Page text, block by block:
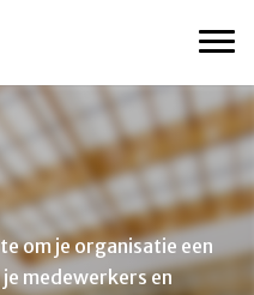
om je organisatie een
medewerkers en